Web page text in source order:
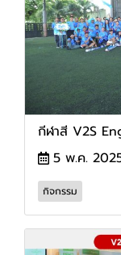
กีฬาสี V2S
5 พ.ค.
กิจกรรม